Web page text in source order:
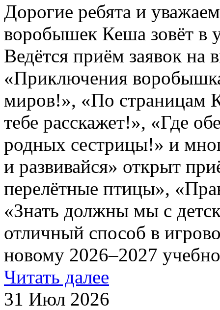
Дорогие ребята и
воробышек Кеша зовёт в
Ведётся приём заявок на
«Приключения
миров!», «По страницам
тебе расскажет!», «Где
родных сестрицы!» и
и развивайся» открыт
перелётные птицы»,
«Знать должны мы с
отличный способ в
новому 2026–2027
Читать далее
31 Июл 2026